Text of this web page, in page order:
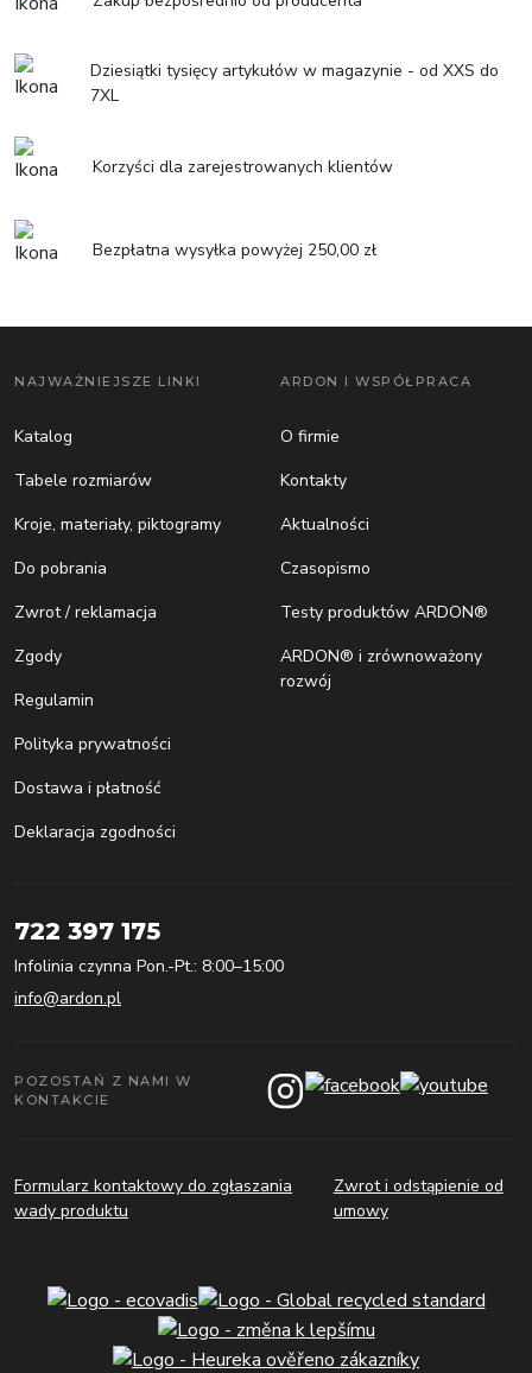
Dziesiątki tysięcy artykułów w magazynie - od XXS do
7XL
Korzyści dla zarejestrowanych klientów
Bezpłatna wysyłka powyżej 250,00 zł
NAJWAŻNIEJSZE LINKI
Katalog
Tabele rozmiarów
Kroje, materiały, piktogramy
Do pobrania
Zwrot / reklamacja
Zgody
Regulamin
Polityka prywatności
Dostawa i płatność
Deklaracja zgodności
ARDON I WSPÓŁPRACA
O firmie
Kontakty
Aktualności
Czasopismo
Testy produktów ARDON®
ARDON® i zrównoważony
rozwój
722 397 175
Infolinia czynna Pon.-Pt.: 8:00–15:00
info@ardon.pl
POZOSTAŃ Z NAMI W
KONTAKCIE
Formularz kontaktowy do zgłaszania
wady produktu
Zwrot i odstąpienie od
umowy